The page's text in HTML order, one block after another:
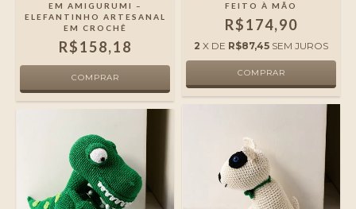
EM AMIGURUMI –
ELEFANTINHO ARTESANAL
EM CROCHÊ
R$158,18
FEITO À MÃO
R$174,90
2 X DE R$87,45 SEM JUROS